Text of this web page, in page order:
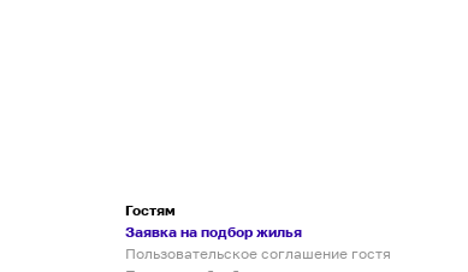
Гостям
Заявка на подбор жилья
Пользовательское соглашение гостя